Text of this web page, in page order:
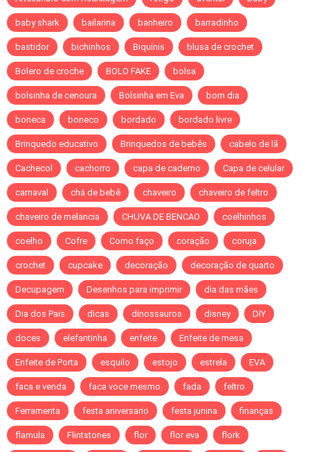
baby shark bailarina banheiro barradinho
bastidor bichinhos Biquínis blusa de crochet
Bolero de croche BOLO FAKE bolsa
bolsinha de cenoura Bolsinha em Eva bom dia
boneca boneco bordado bordado livre
Brinquedo educativo Brinquedos de bebês cabelo de lã
Cachecol cachorro capa de caderno Capa de celular
carnaval chá de bebê chaveiro chaveiro de feltro
chaveiro de melancia CHUVA DE BENCAO coelhinhos
coelho Cofre Como faço coração coruja
crochet cupcake decoração decoração de quarto
Decupagem Desenhos para imprimir dia das mães
Dia dos Pais dicas dinossauros disney DIY
doces elefantinha enfeite Enfeite de mesa
Enfeite de Porta esquilo estojo estrela EVA
faca e venda faca voce mesmo fada feltro
Ferramenta festa aniversario festa junina finanças
flamula Flintstones flor flor eva flork